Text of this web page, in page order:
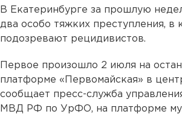
В Екатеринбурге за прошлую
два особо тяжких преступления, в
подозревают рецидивистов.
Первое произошло 2 июля на
платформе «Первомайская» в
сообщает пресс-служба
МВД РФ по УрФО, на платформе